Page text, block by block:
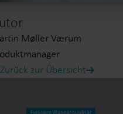
Møller Værum
Zurück zur Übersicht